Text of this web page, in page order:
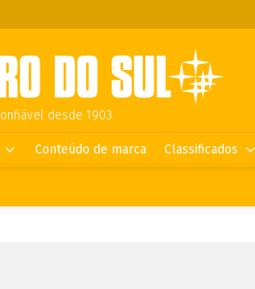
desde 1903.
Conteúdo de marca Classificados